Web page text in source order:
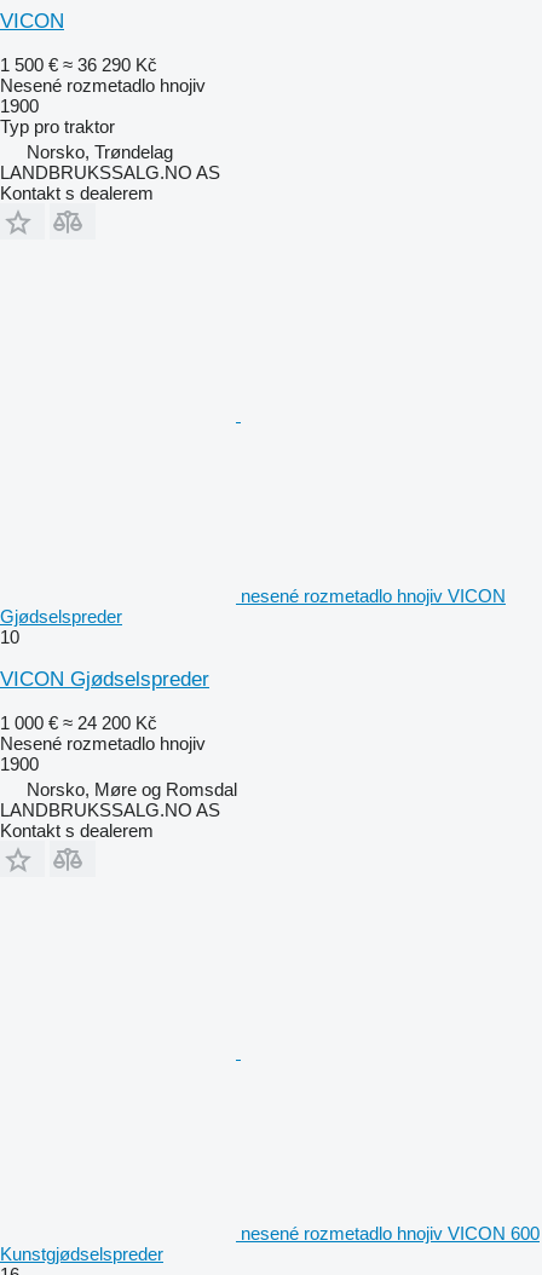
VICON
1 500 € ≈ 36 290 Kč
Nesené rozmetadlo hnojiv
1900
Typ pro traktor
Norsko, Trøndelag
LANDBRUKSSALG.NO AS
Kontakt s dealerem
nesené rozmetadlo hnojiv VICON
Gjødselspreder
10
VICON Gjødselspreder
1 000 € ≈ 24 200 Kč
Nesené rozmetadlo hnojiv
1900
Norsko, Møre og Romsdal
LANDBRUKSSALG.NO AS
Kontakt s dealerem
nesené rozmetadlo hnojiv VICON 600
Kunstgjødselspreder